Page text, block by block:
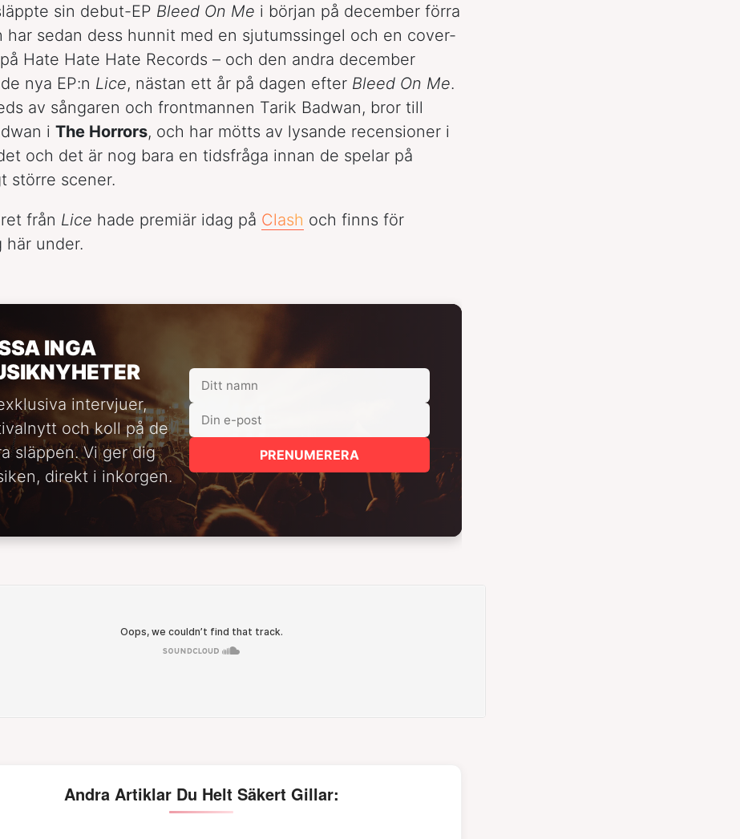
sin debut-EP Bleed On Me i början på december förra
har sedan dess hunnit med en sjutumssingel och en cover-
Hate Hate Hate Records – och den andra december
nya EP:n Lice, nästan ett år på dagen efter Bleed On Me.
av sångaren och frontmannen Tarik Badwan, bror till
i The Horrors, och har mötts av lysande recensioner i
och det är nog bara en tidsfråga innan de spelar på
större scener.
från Lice hade premiär idag på Clash och finns för
här under.
INGA
intervjuer,
och koll på de
släppen. Vi ger dig
direkt i inkorgen.
PRENUMERERA
Andra Artiklar Du Helt Säkert Gillar: